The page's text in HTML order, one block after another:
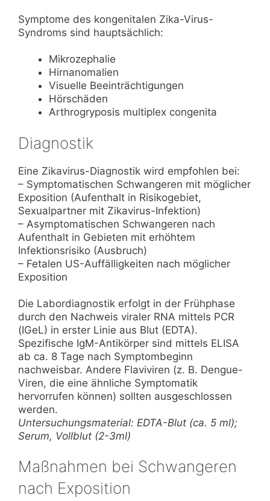
Symptome des kongenitalen Zika-Virus-
Syndroms sind hauptsächlich:
Mikrozephalie
Hirnanomalien
Visuelle Beeinträchtigungen
Hörschäden
Arthrogryposis multiplex congenita
Diagnostik
Eine Zikavirus-Diagnostik wird empfohlen bei:
– Symptomatischen Schwangeren mit möglicher
Exposition (Aufenthalt in Risikogebiet,
Sexualpartner mit Zikavirus-Infektion)
– Asymptomatischen Schwangeren nach
Aufenthalt in Gebieten mit erhöhtem
Infektionsrisiko (Ausbruch)
– Fetalen US-Auffälligkeiten nach möglicher
Exposition
Die Labordiagnostik erfolgt in der Frühphase
durch den Nachweis viraler RNA mittels PCR
(IGeL) in erster Linie aus Blut (EDTA).
Spezifische IgM-Antikörper sind mittels ELISA
ab ca. 8 Tage nach Symptombeginn
nachweisbar. Andere Flaviviren (z. B. Dengue-
Viren, die eine ähnliche Symptomatik
hervorrufen können) sollten ausgeschlossen
werden.
Untersuchungsmaterial: EDTA-Blut (ca. 5 ml);
Serum, Vollblut (2-3ml)
Maßnahmen bei Schwangeren
nach Exposition